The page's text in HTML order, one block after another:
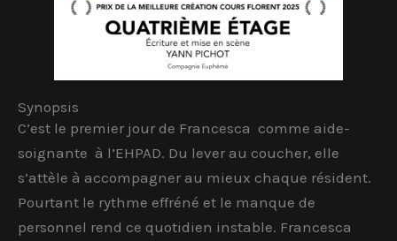
Synopsis
C’est le premier jour de Francesca comme aide-
soignante à l’EHPAD. Du lever au coucher, elle
s’attèle à accompagner au mieux chaque résident.
Pourtant le rythme effréné et le manque de
personnel rend ce quotidien instable. Francesca